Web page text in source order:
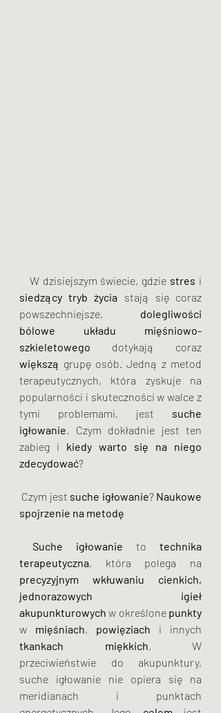
   W dzisiejszym świecie, gdzie
stres
siedzący tryb życia stają się coraz
powszechniejsze, dolegliwości
bólowe układu mięśniowo-
szkieletowego
większą grupę osób. Jedną z metod
terapeutycznych, która zyskuje na
popularności i skuteczności w walce z
tymi problemami, jest suche
igłowanie. Czym dokładnie jest ten
zabieg i kiedy warto się na niego
zdecydować?
Czym jest suche igłowanie? Naukowe
spojrzenie na metodę
Suche igłowanie to technika
terapeutyczna
precyzyjnym wkłuwaniu cienkich,
jednorazowych igieł
akupunkturowych w określone punkty
w mięśniach, powięziach
tkankach miękkich. W
przeciwieństwie do akupunktury,
suche igłowanie nie opiera się na
meridianach i punktach